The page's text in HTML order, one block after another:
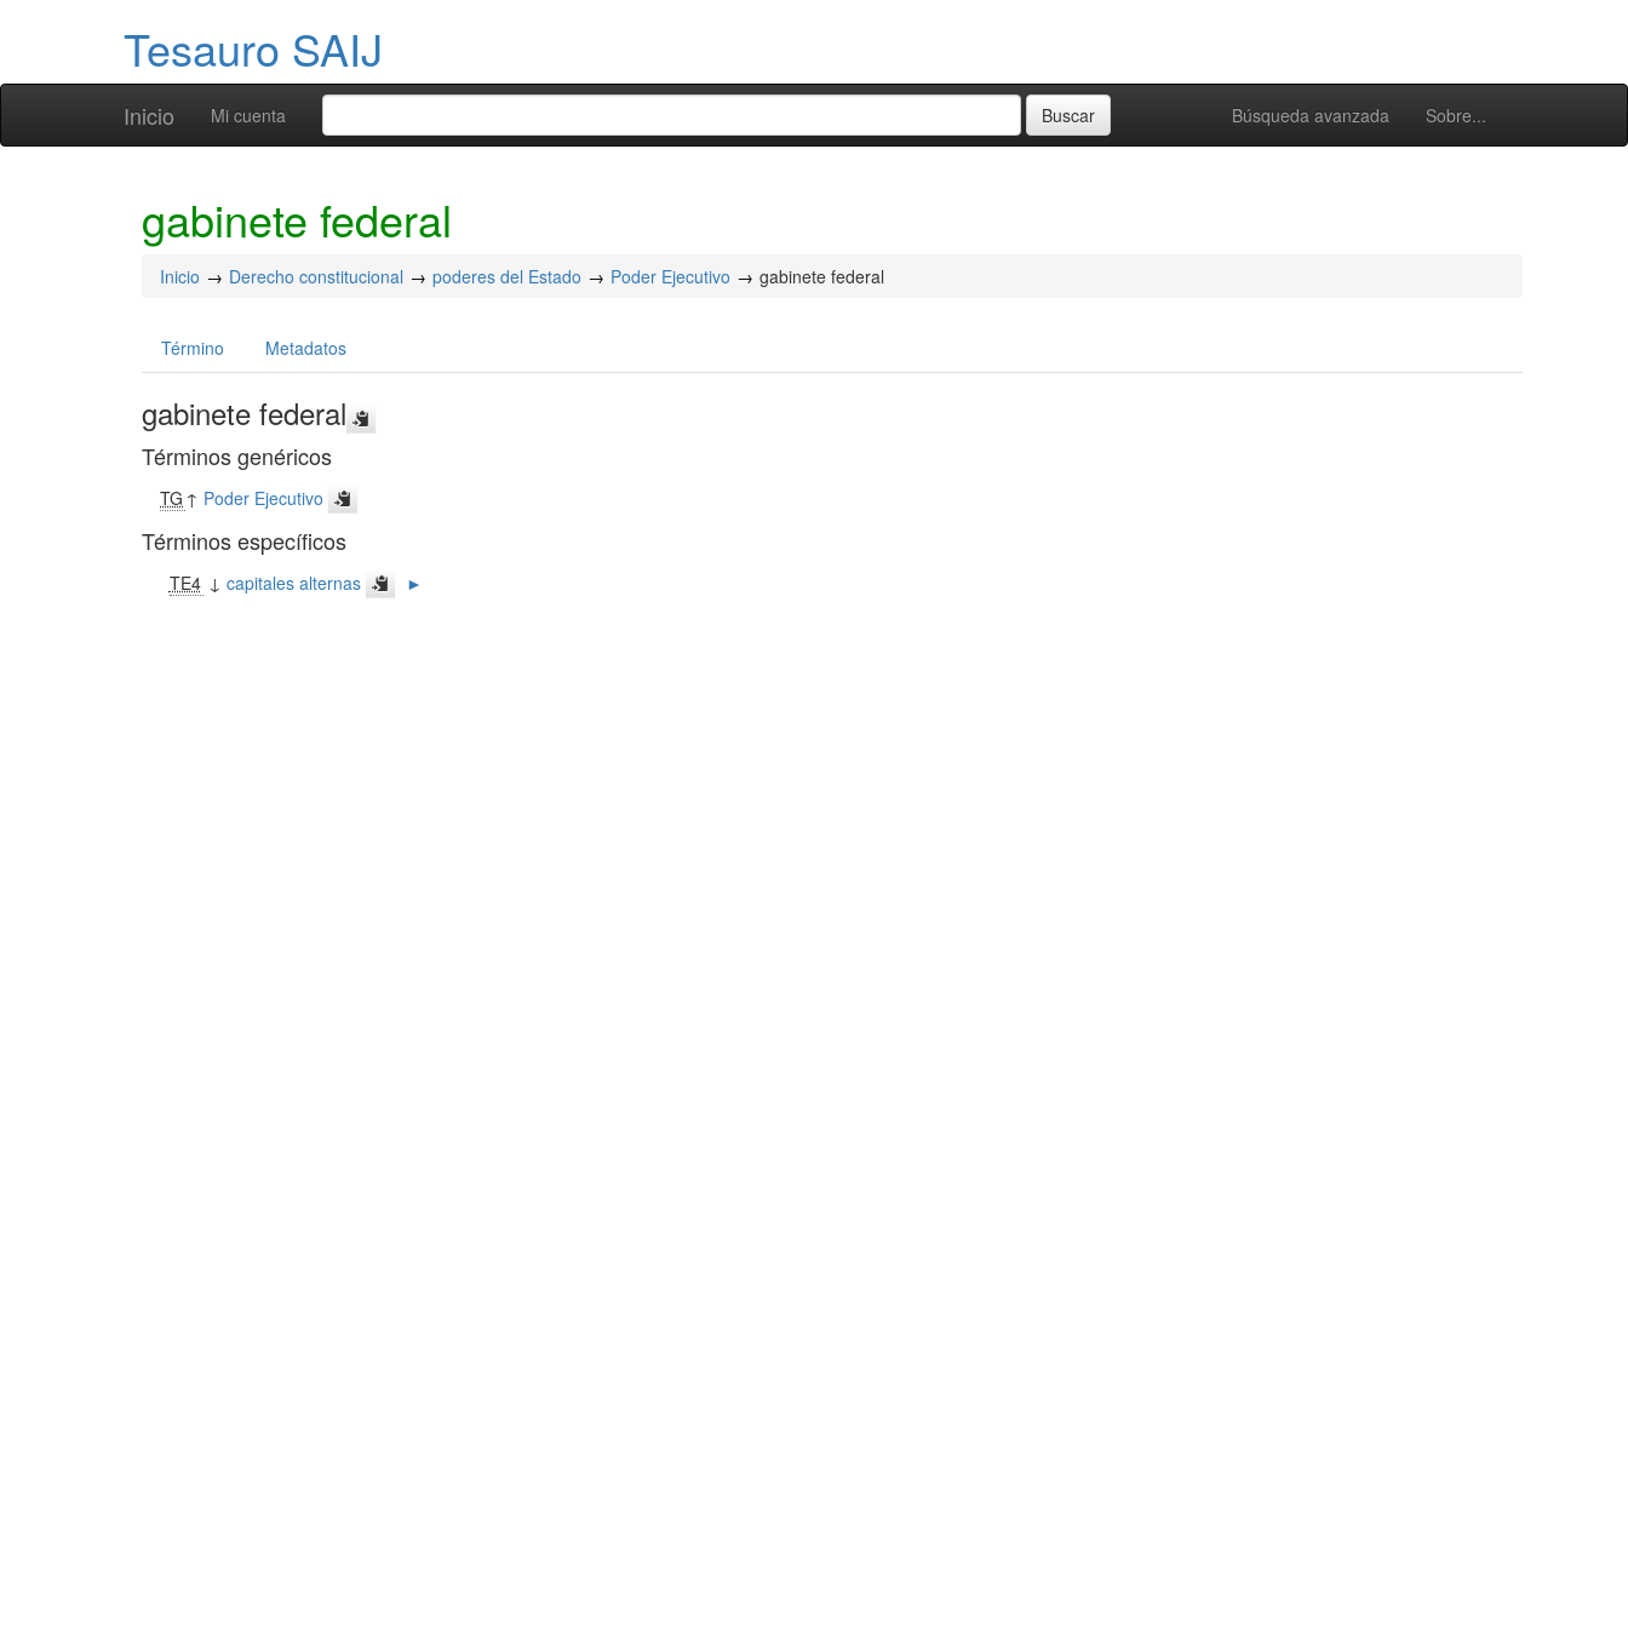
Tesauro SAIJ
Inicio Búsqueda avanzada Sobre...
Mi cuenta
gabinete federal
Inicio Derecho constitucional poderes del Estado Poder Ejecutivo gabinete federal
Término Metadatos
gabinete federal
Términos genéricos
TG ↑ Poder Ejecutivo
Términos específicos
TE4 ↓ capitales alternas ►